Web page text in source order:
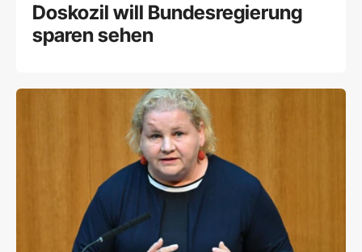
Doskozil will Bundesregierung
sparen sehen